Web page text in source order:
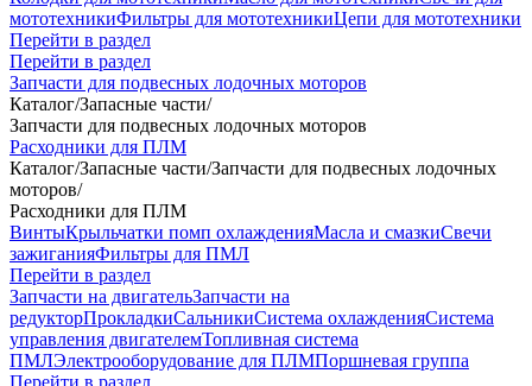
мототехникиФильтры для мототехникиЦепи для мототехники
Перейти в раздел
Перейти в раздел
Запчасти для подвесных лодочных моторов
Каталог/Запасные части/
Запчасти для подвесных лодочных моторов
Расходники для ПЛМ
Каталог/Запасные части/Запчасти для подвесных лодочных
моторов/
Расходники для ПЛМ
ВинтыКрыльчатки помп охлажденияМасла и смазкиСвечи
зажиганияФильтры для ПМЛ
Перейти в раздел
Запчасти на двигательЗапчасти на
редукторПрокладкиСальникиСистема охлажденияСистема
управления двигателемТопливная система
ПМЛЭлектрооборудование для ПЛМПоршневая группа
Перейти в раздел